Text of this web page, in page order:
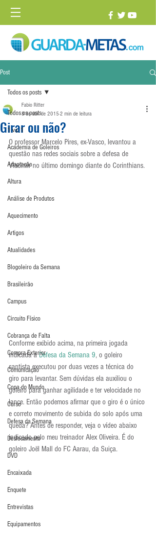
Post
Todos os posts
1 vs. 1
Academia de Goleiros
Adaptação
Altura
Análise de Produtos
Aquecimento
Artigos
Atualidades
Blogoleiro da Semana
Brasileirão
Campus
Circuito Físico
Cobrança de Falta
Compra Exterior
Comunicação
Copa do Mundo
Curso
Defesa da Semana
Deslocamento
DVD
Encaixada
Enquete
Entrevistas
Equipamentos
Todos os posts
Girar ou não?
Fabio Ritter
8 de abr. de 2015 2 min de leitura
O professor Marcelo Pires, ex-Vasco, levantou a
questão nas redes sociais sobre a defesa de
Vladimir no último domingo diante do Corinthians.
Conforme exibido acima, na primeira jogada
indicada a Defesa da Semana 9, o goleiro
santista executou por duas vezes a técnica do
giro para levantar. Sem dúvidas ela auxiliou o
goleiro para ganhar agilidade e ter velocidade no
lance. Então podemos afirmar que o giro é o único
e correto movimento de subida do solo após uma
queda? Antes de responder, veja o vídeo abaixo
indicado pelo meu treinador Alex Oliveira. É do
goleiro Joël Mall do FC Aarau, da Suiça.